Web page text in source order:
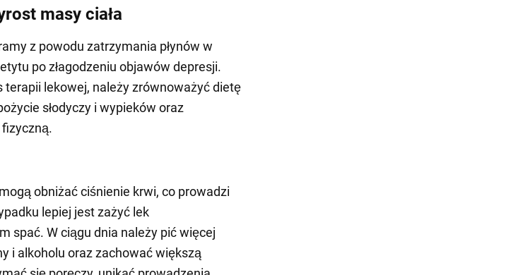
masy ciała
z powodu zatrzymania płynów w
po złagodzeniu objawów depresji.
lekowej, należy zrównoważyć dietę
słodyczy i wypieków oraz
obniżać ciśnienie krwi, co prowadzi
lepiej jest zażyć lek
spać. W ciągu dnia należy pić więcej
i alkoholu oraz zachować większą